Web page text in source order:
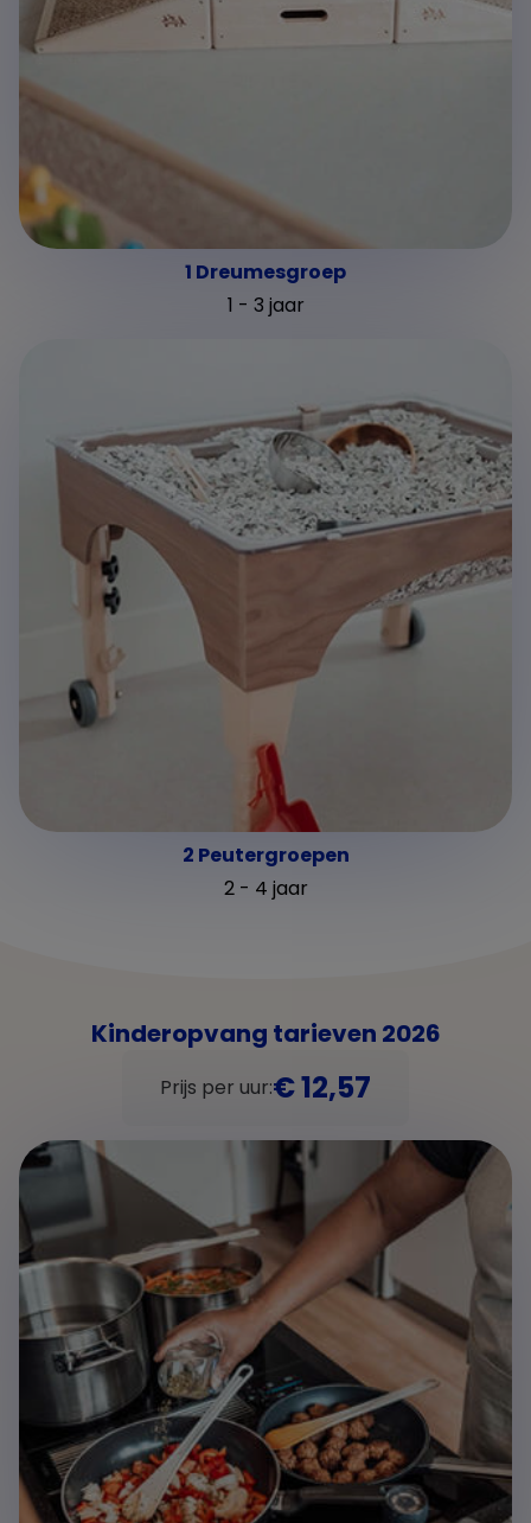
1 Dreumesgroep
1 - 3 jaar
2 Peutergroepen
2 - 4 jaar
Kinderopvang tarieven 2026
Prijs per uur:€ 12,57